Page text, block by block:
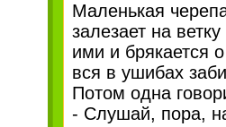
Маленькая
залезает на
ими и брякается
вся в ушибах
Потом одна
- Слушай, пора,